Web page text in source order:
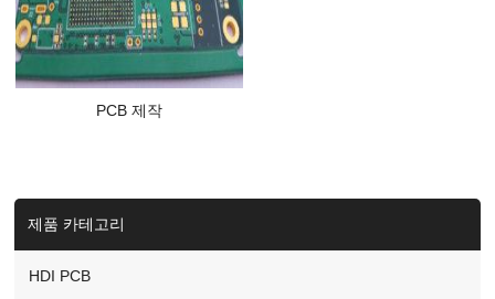
PCB 제작
제품 카테고리
HDI PCB